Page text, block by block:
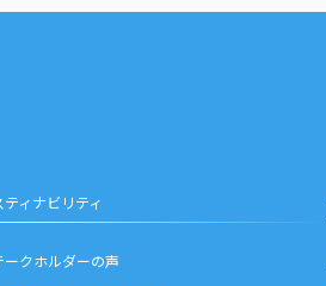
ティナビリティ
ークホルダーの声